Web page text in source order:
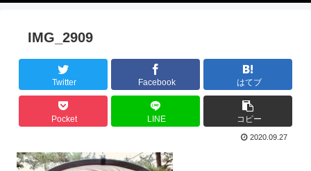
IMG_2909
Twitter Facebook はてブ
Pocket LINE コピー
2020.09.27